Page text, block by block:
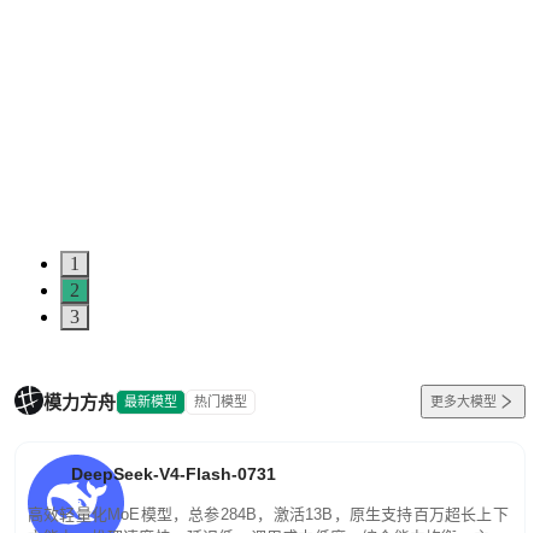
1
2
3
模力方舟 最新模型 热门模型 更多大模型
DeepSeek-V4-Flash-0731
高效轻量化MoE模型，总参284B，激活13B，原生支持百万超长上下